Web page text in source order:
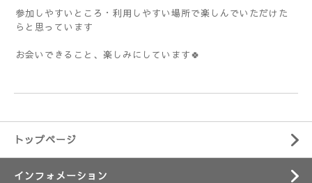
参加しやすいところ・利用しやすい場所で楽しんでいただけた
らと思っています
お会いできること、楽しみにしています🍀
トップページ
インフォメーション